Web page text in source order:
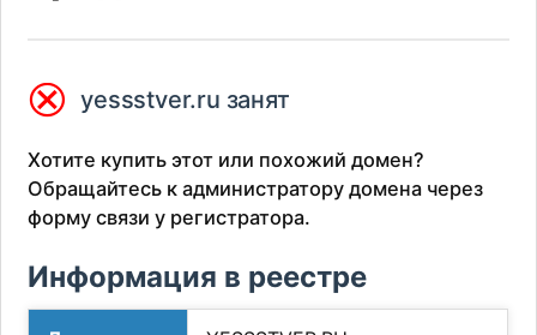
⮿ yessstver.ru занят
Хотите купить этот или похожий домен?
Обращайтесь к администратору домена через
форму связи у регистратора.
Информация в реестре